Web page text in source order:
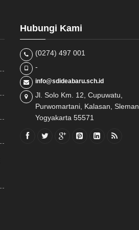
Hubungi Kami
(0274) 497 001
-
info@sdideabaru.sch.id
Jl. Solo Km. 12, Cupuwatu,
Purwomartani, Kalasan, Sleman,
Yogyakarta 55571